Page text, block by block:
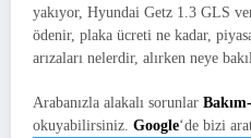
yakıyor, Hyundai Getz 1.3 GLS
ödenir, plaka ücreti ne kadar,
arızaları nelerdir, alırken neye
Arabanızla alakalı sorunlar
okuyabilirsiniz. Google‘de bizi